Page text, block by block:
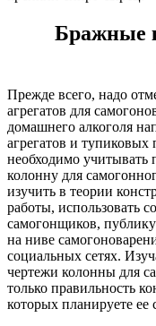
Бражные
Прежде всего, надо
агрегатов для
домашнего алкоголя
агрегатов и тупиковых
необходимо учитывать
колонну для
изучить в теории
работы, использовать
самогонщиков,
на ниве
социальных сетях.
чертежи колонны для
только правильность
которых планируете ее